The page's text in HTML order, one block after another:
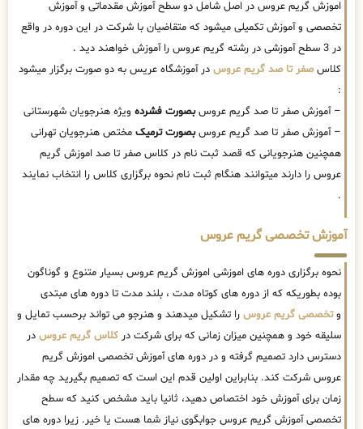
اموزش گریم عروس در اصل شامل دو سطح آموزش مقدماتی و آموزش
تخصصی و آموزش تکمیلی میشود که متقاضیان با شرکت در این دوره در واقع
در 3 سطح آموزشی در رشته گریم عروس را آموزش خواهند دید .
کلاسصفر تا صد گریم عروس در آموزشگاه عریس به دو صورت برگزار میشود
:
– آموزش صفر تا صد گریم عروسبصورت فشرده ویژه هنرجویان شهرستانی
– آموزش صفر تا صد گریم عروسبصورت ترمیک مختص هنرجویان تهرانی
همچنین هنرجویانی که قصد ثبت نام در کلاس صفر تا صد اموزش گریم
عروس را دارند میتوانند هنگام ثبت نام نحوه برگزاری کلاس را انتخاب نمایند
.
آموزش تخصصی گریم عروس
نحوه برگزاری دوره های اموزشی اموزش گریم عروس بسیار متنوع و گوناگون
بوده بطوریکه که از دوره های کوتاه مدت ، بلند مدت تا دوره های مبتدی
وتخصصی گریم عروس را تشکیل میدهند و هنرجو می تواند برحسب تمایل و
سلیقه خود و همچنین میزان زمانی که برای شرکت در کلاس گریم عروس در
دسترس دارد تصمیم گرفته و در دوره های آموزش تخصصی اموزش گریم
عروس شرکت کند. بنابراین اولین قدم این است که تصمیم بگیرید چه مقدار
زمان برای آموزش خود اختصاص دهید، ثانیا باید مشخص کنید که سطح
تخصصی آموزش گریم عروس جوابگوی نیاز شما هست یا خیر. زیرا دوره های